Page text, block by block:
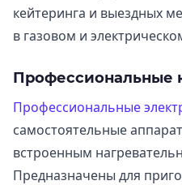
кейтеринга и выездных
в газовом и
Профессиональные
Профессиональные
самостоятельные
встроенным
Предназначены для